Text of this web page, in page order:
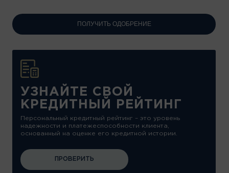
ПОЛУЧИТЬ ОДОБРЕНИЕ
УЗНАЙТЕ СВОЙ
КРЕДИТНЫЙ РЕЙТИНГ
Персональный кредитный рейтинг – это уровень
надежности и платежеспособности клиента,
основанный на оценке его кредитной истории.
ПРОВЕРИТЬ